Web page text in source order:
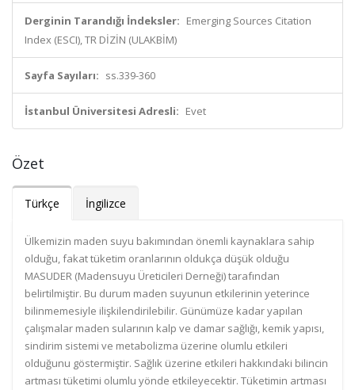
Derginin Tarandığı İndeksler: Emerging Sources Citation
Index (ESCI), TR DİZİN (ULAKBİM)
Sayfa Sayıları: ss.339-360
İstanbul Üniversitesi Adresli: Evet
Özet
Türkçe İngilizce
Ülkemizin maden suyu bakımından önemli kaynaklara sahip
olduğu, fakat tüketim oranlarının oldukça düşük olduğu
MASUDER (Madensuyu Üreticileri Derneği) tarafından
belirtilmiştir. Bu durum maden suyunun etkilerinin yeterince
bilinmemesiyle ilişkilendirilebilir. Günümüze kadar yapılan
çalışmalar maden sularının kalp ve damar sağlığı, kemik yapısı,
sindirim sistemi ve metabolizma üzerine olumlu etkileri
olduğunu göstermiştir. Sağlık üzerine etkileri hakkındaki bilincin
artması tüketimi olumlu yönde etkileyecektir. Tüketimin artması